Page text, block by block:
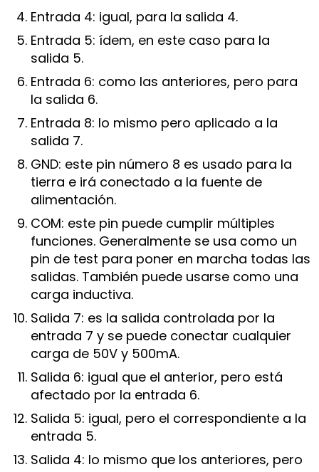
Entrada 4: igual, para la salida 4.
Entrada 5: ídem, en este caso para la
salida 5.
Entrada 6: como las anteriores, pero para
la salida 6.
Entrada 8: lo mismo pero aplicado a la
salida 7.
GND: este pin número 8 es usado para la
tierra e irá conectado a la fuente de
alimentación.
COM: este pin puede cumplir múltiples
funciones. Generalmente se usa como un
pin de test para poner en marcha todas las
salidas. También puede usarse como una
carga inductiva.
Salida 7: es la salida controlada por la
entrada 7 y se puede conectar cualquier
carga de 50V y 500mA.
Salida 6: igual que el anterior, pero está
afectado por la entrada 6.
Salida 5: igual, pero el correspondiente a la
entrada 5.
Salida 4: lo mismo que los anteriores, pero